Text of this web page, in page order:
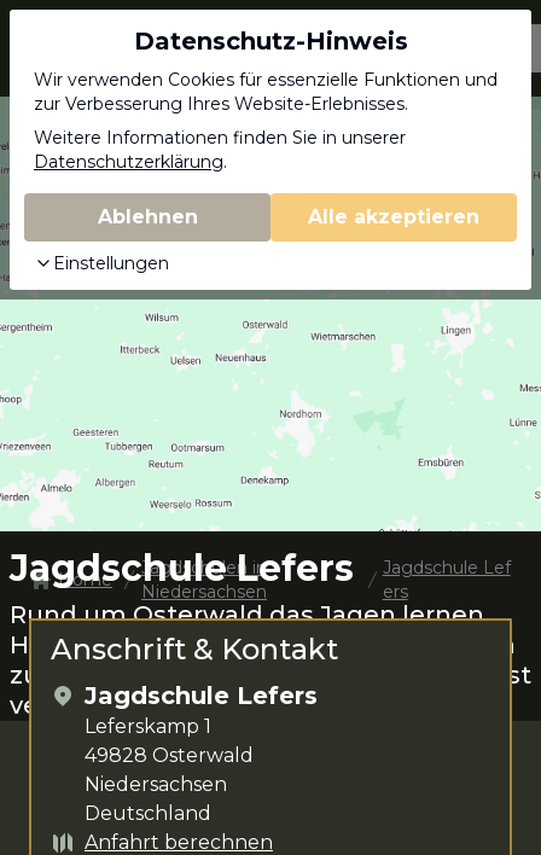
Jagdschein.com
Jagdschule Lefers
Rund umOsterwalddas Jagen lernen.
Harm Leferssteht dir für deine Anliegen
zur Verfügung. Das Kursangebot umfasst
verschiedenste Kurse.
Home
Jagdschulen in
Niedersachsen
Jagdschule Lef
ers
Anschrift & Kontakt
Jagdschule Lefers
Leferskamp 1
49828 Osterwald
Niedersachsen
Deutschland
Anfahrt berechnen
Datenschutz-Hinweis
Wir verwenden Cookies für essenzielle Funktionen und
zur Verbesserung Ihres Website-Erlebnisses.
Weitere Informationen finden Sie in unserer
Datenschutzerklärung.
Ablehnen Alle akzeptieren
Einstellungen